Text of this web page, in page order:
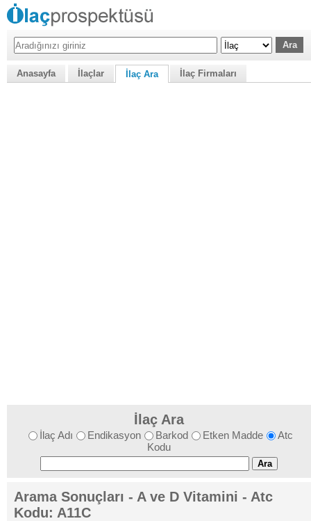
Anasayfa İlaçlar İlaç Ara İlaç Firmaları
İlaç Ara
İlaç Adı Endikasyon Barkod Etken Madde
Atc
Kodu
Arama Sonuçları - A ve D Vitamini - Atc
Kodu: A11C